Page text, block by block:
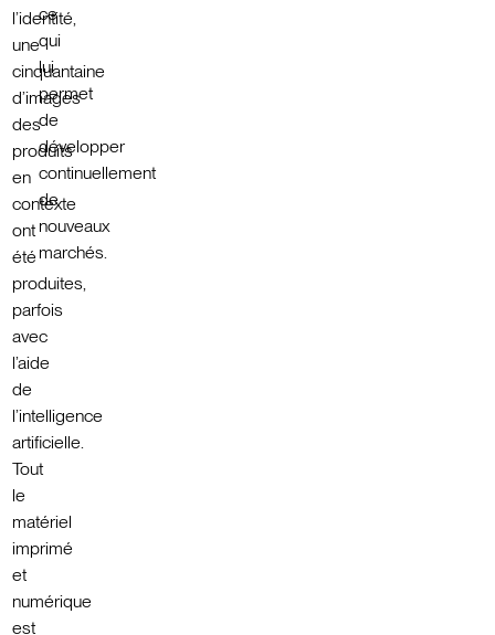
l’identité,
une
cinquantaine
d’images
des
produits
en
contexte
ont
été
produites,
parfois
avec
l’aide
de
l’intelligence
artificielle.
Tout
le
matériel
imprimé
et
numérique
est
ce
qui
lui
permet
de
développer
continuellement
de
nouveaux
marchés.